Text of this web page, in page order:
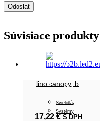
Súvisiace produkty
lino canopy, b
Svietidlá,
Systémy
17,22€ S DPH